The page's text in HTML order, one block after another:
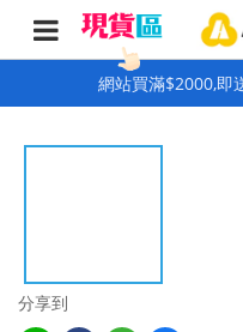
網站買滿$2000,即
分享到